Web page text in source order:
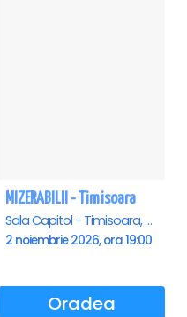
MIZERABILII - Timisoara
Sala Capitol - Timisoara, Timisoara
2 noiembrie 2026, ora 19:00
Oradea